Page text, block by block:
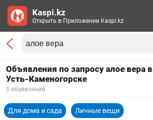
Объявления по запросу алое вера в
Усть-Каменогорске
5 объявлений
Для дома и сада Личные вещи
Kaspi.kz
Открыть в Приложении Kaspi.kz